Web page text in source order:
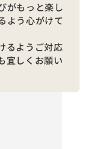
がもっと楽し
よう心がけて
るようご対応
宜しくお願い